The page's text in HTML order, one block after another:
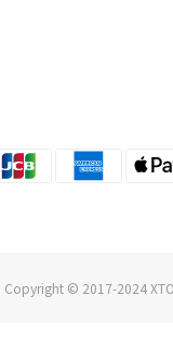
Copyright © 2017-2024